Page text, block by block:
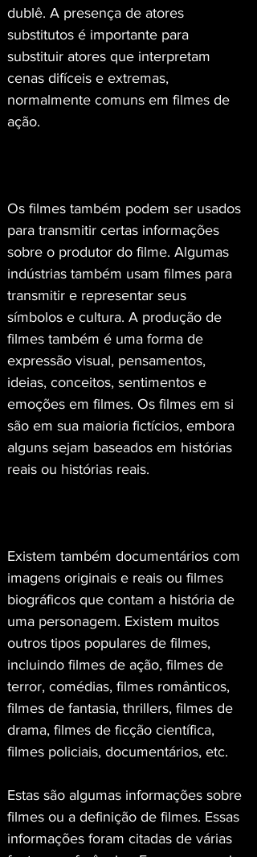
dublê. A presença de atores
substitutos é importante para
substituir atores que interpretam
cenas difíceis e extremas,
normalmente comuns em filmes de
ação.
Os filmes também podem ser usados
para transmitir certas informações
sobre o produtor do filme. Algumas
indústrias também usam filmes para
transmitir e representar seus
símbolos e cultura. A produção de
filmes também é uma forma de
expressão visual, pensamentos,
ideias, conceitos, sentimentos e
emoções em filmes. Os filmes em si
são em sua maioria fictícios, embora
alguns sejam baseados em histórias
reais ou histórias reais.
Existem também documentários com
imagens originais e reais ou filmes
biográficos que contam a história de
uma personagem. Existem muitos
outros tipos populares de filmes,
incluindo filmes de ação, filmes de
terror, comédias, filmes românticos,
filmes de fantasia, thrillers, filmes de
drama, filmes de ficção científica,
filmes policiais, documentários, etc.
Estas são algumas informações sobre
filmes ou a definição de filmes. Essas
informações foram citadas de várias